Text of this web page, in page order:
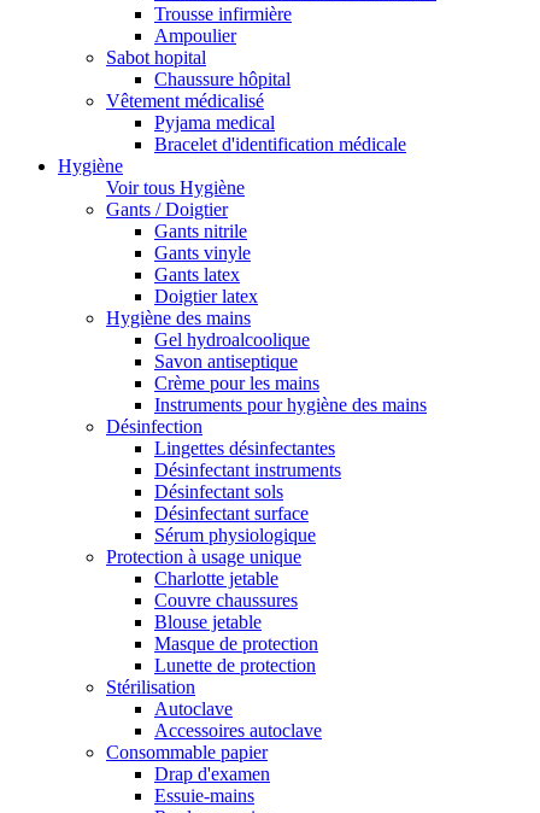
Trousse infirmière
Ampoulier
Sabot hopital
Chaussure hôpital
Vêtement médicalisé
Pyjama medical
Bracelet d'identification médicale
Hygiène
Voir tous Hygiène
Gants / Doigtier
Gants nitrile
Gants vinyle
Gants latex
Doigtier latex
Hygiène des mains
Gel hydroalcoolique
Savon antiseptique
Crème pour les mains
Instruments pour hygiène des mains
Désinfection
Lingettes désinfectantes
Désinfectant instruments
Désinfectant sols
Désinfectant surface
Sérum physiologique
Protection à usage unique
Charlotte jetable
Couvre chaussures
Blouse jetable
Masque de protection
Lunette de protection
Stérilisation
Autoclave
Accessoires autoclave
Consommable papier
Drap d'examen
Essuie-mains